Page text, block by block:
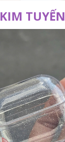
KIM TUYẾN